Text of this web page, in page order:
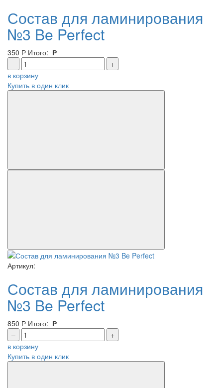
Состав для ламинирования
№3 Be Perfect
350 Р Итого: Р
–
+
в корзину
Купить в один клик
Артикул:
Состав для ламинирования
№3 Be Perfect
850 Р Итого: Р
–
+
в корзину
Купить в один клик